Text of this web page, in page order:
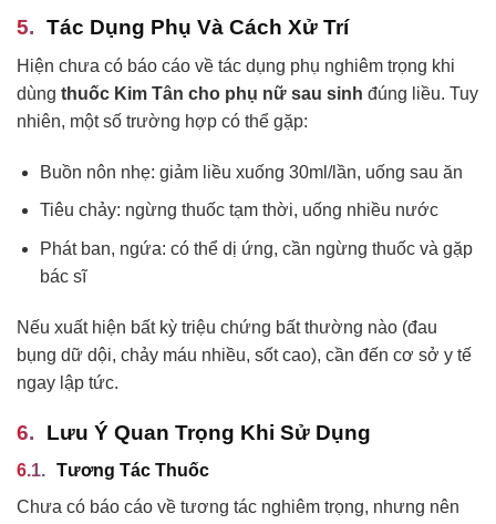
Tác Dụng Phụ Và Cách Xử Trí
Hiện chưa có báo cáo về tác dụng phụ nghiêm trọng khi
dùng thuốc Kim Tân cho phụ nữ sau sinh đúng liều. Tuy
nhiên, một số trường hợp có thể gặp:
Buồn nôn nhẹ: giảm liều xuống 30ml/lần, uống sau ăn
Tiêu chảy: ngừng thuốc tạm thời, uống nhiều nước
Phát ban, ngứa: có thể dị ứng, cần ngừng thuốc và gặp
bác sĩ
Nếu xuất hiện bất kỳ triệu chứng bất thường nào (đau
bụng dữ dội, chảy máu nhiều, sốt cao), cần đến cơ sở y tế
ngay lập tức.
Lưu Ý Quan Trọng Khi Sử Dụng
Tương Tác Thuốc
Chưa có báo cáo về tương tác nghiêm trọng, nhưng nên